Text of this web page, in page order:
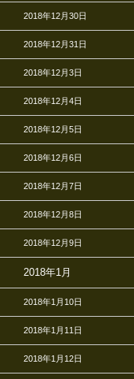
2018年12月30日
2018年12月31日
2018年12月3日
2018年12月4日
2018年12月5日
2018年12月6日
2018年12月7日
2018年12月8日
2018年12月9日
2018年1月
2018年1月10日
2018年1月11日
2018年1月12日